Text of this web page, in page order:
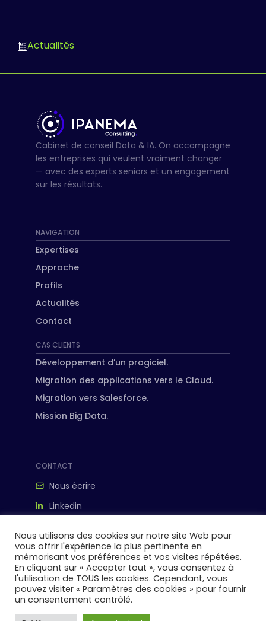
Actualités
Cabinet de conseil Data & IA. On accompagne
les entreprises qui veulent vraiment changer
— avec des experts seniors et un engagement
sur les résultats.
NAVIGATION
Expertises
Approche
Profils
Actualités
Contact
CAS CLIENTS
Développement d’un progiciel.
Migration des applications vers le Cloud.
Migration vers Salesforce.
Mission Big Data.
CONTACT
Nous écrire
Linkedin
198 avenue de France, 75013 paris
© 2026 IPANEMA Consulting. Tous droits réservés.
Nous utilisons des cookies sur notre site Web pour
vous offrir l'expérience la plus pertinente en
mémorisant vos préférences et vos visites répétées.
En cliquant sur « Accepter tout », vous consentez à
l'utilisation de TOUS les cookies. Cependant, vous
pouvez visiter « Paramètres des cookies » pour fournir
un consentement contrôlé.